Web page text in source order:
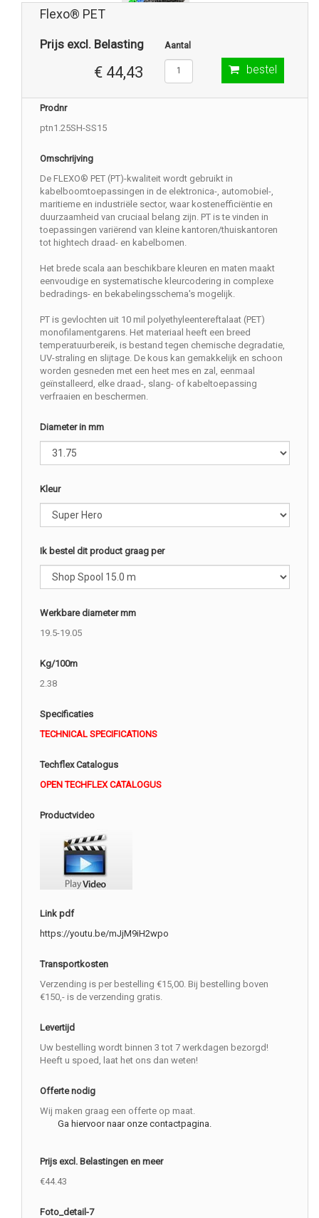
Flexo® PET
Prijs excl. Belasting
€ 44,43
Aantal
bestel
Prodnr
ptn1.25SH-SS15
Omschrijving
De FLEXO® PET (PT)-kwaliteit wordt gebruikt in
kabelboomtoepassingen in de elektronica-, automobiel-,
maritieme en industriële sector, waar kostenefficiëntie en
duurzaamheid van cruciaal belang zijn. PT is te vinden in
toepassingen variërend van kleine kantoren/thuiskantoren
tot hightech draad- en kabelbomen.
Het brede scala aan beschikbare kleuren en maten maakt
eenvoudige en systematische kleurcodering in complexe
bedradings- en bekabelingsschema's mogelijk.
PT is gevlochten uit 10 mil polyethyleentereftalaat (PET)
monofilamentgarens. Het materiaal heeft een breed
temperatuurbereik, is bestand tegen chemische degradatie,
UV-straling en slijtage. De kous kan gemakkelijk en schoon
worden gesneden met een heet mes en zal, eenmaal
geïnstalleerd, elke draad-, slang- of kabeltoepassing
verfraaien en beschermen.
Diameter in mm
Kleur
Ik bestel dit product graag per
Werkbare diameter mm
19.5-19.05
Kg/100m
2.38
Specificaties
TECHNICAL SPECIFICATIONS
Techflex Catalogus
OPEN TECHFLEX CATALOGUS
Productvideo
Link pdf
https://youtu.be/mJjM9iH2wpo
Transportkosten
Verzending is per bestelling €15,00. Bij bestelling boven
€150,- is de verzending gratis.
Levertijd
Uw bestelling wordt binnen 3 tot 7 werkdagen bezorgd!
Heeft u spoed, laat het ons dan weten!
Offerte nodig
Wij maken graag een offerte op maat.
Ga hiervoor naar onze contactpagina.
Prijs excl. Belastingen en meer
€44.43
Foto_detail-7